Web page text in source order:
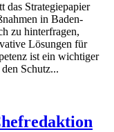
das Strategiepapier
in Baden-
zu hinterfragen,
Lösungen für
ist ein wichtiger
Schutz...